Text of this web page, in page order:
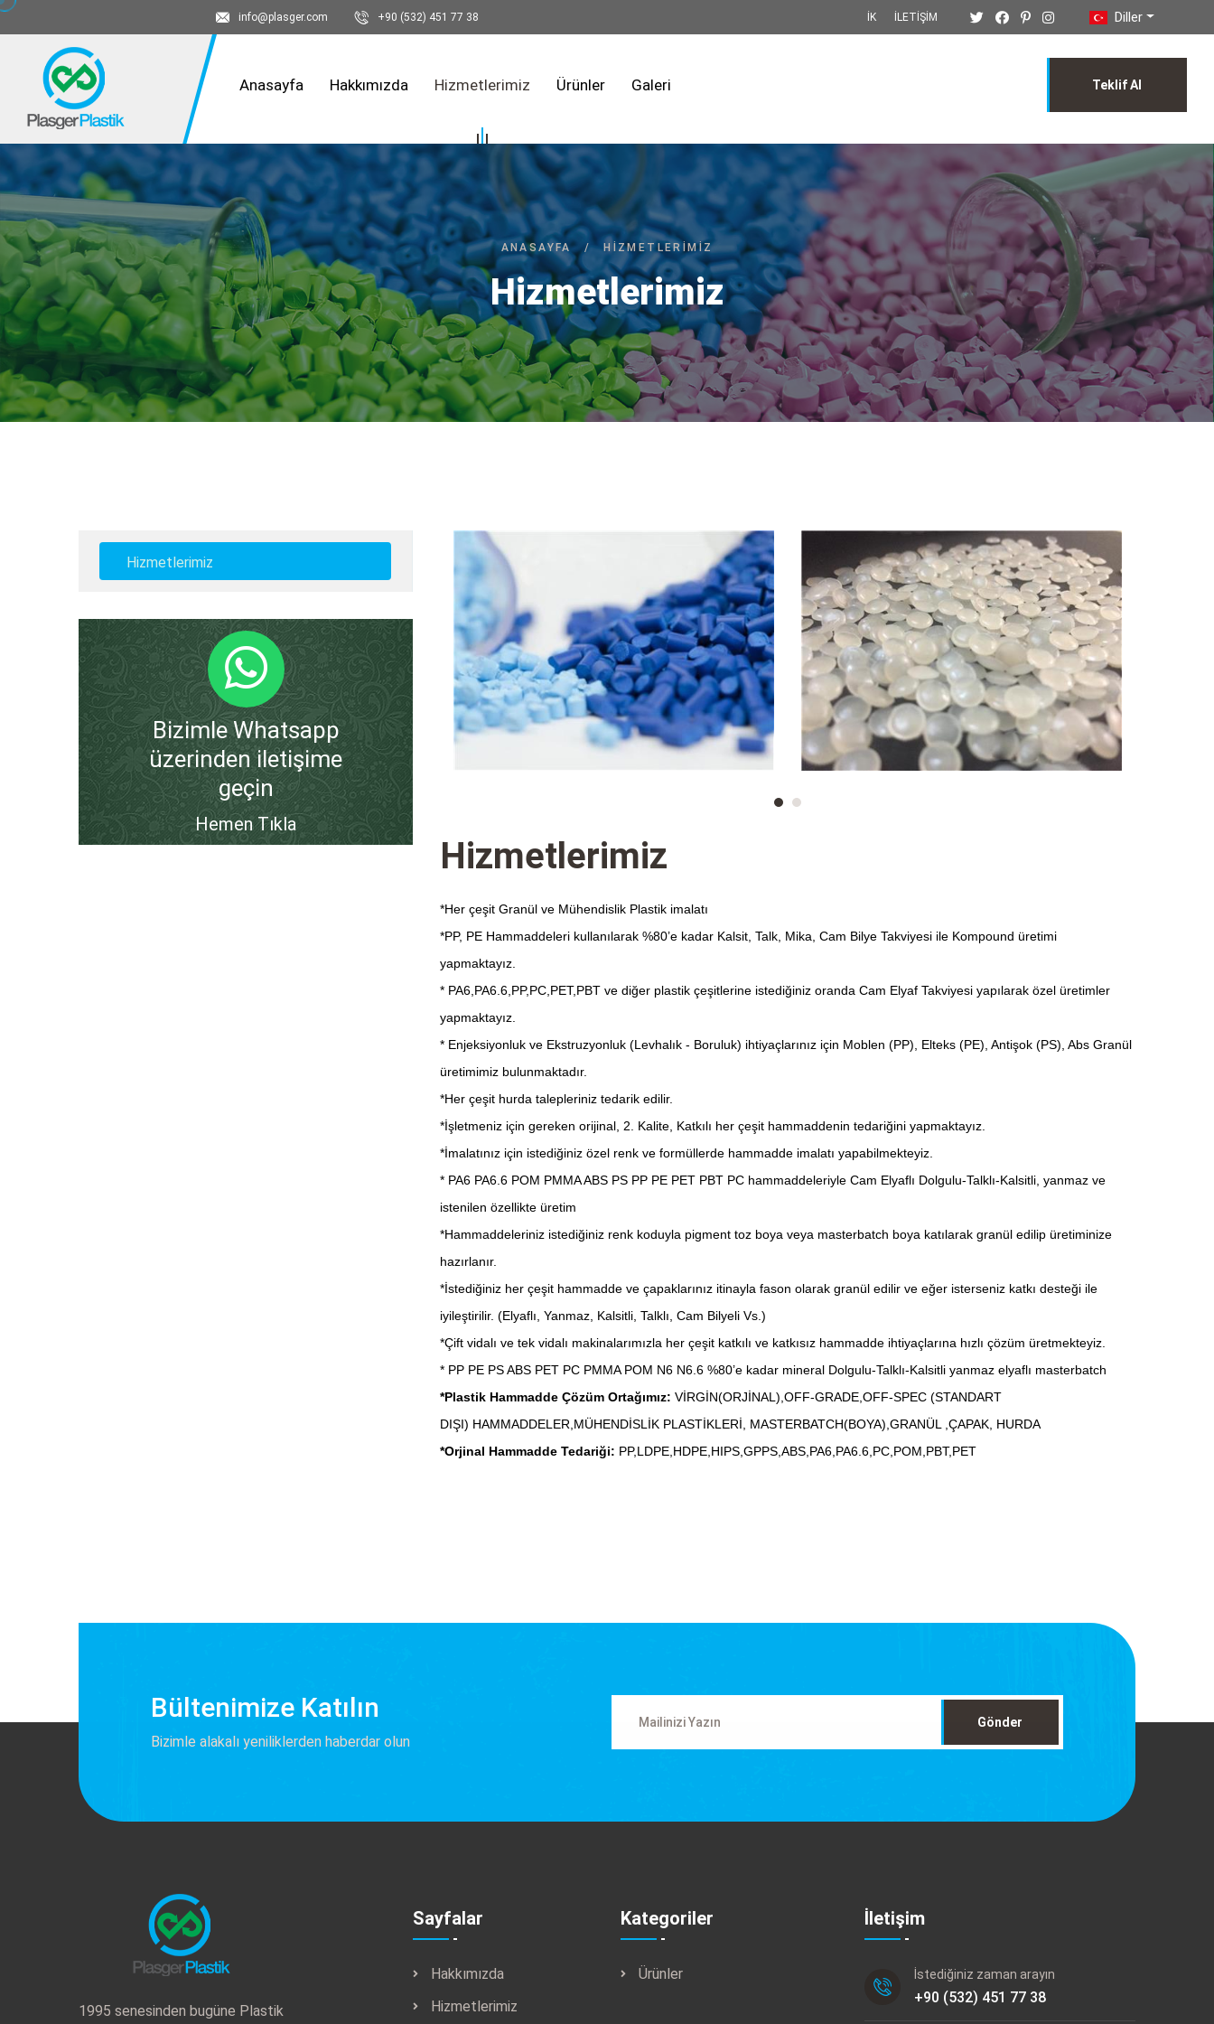
info@plasger.com +90 (532) 451 77 38 İK İLETIŞIM Diller
Anasayfa Hakkımızda Hizmetlerimiz Ürünler Galeri Teklif Al
ANASAYFA / HIZMETLERIMIZ
Hizmetlerimiz
Hizmetlerimiz
Bizimle Whatsapp
üzerinden iletişime
geçin
Hemen Tıkla
Hizmetlerimiz
*Her çeşit Granül ve Mühendislik Plastik imalatı
*PP, PE Hammaddeleri kullanılarak %80’e kadar Kalsit, Talk, Mika, Cam Bilye Takviyesi ile Kompound üretimi
yapmaktayız.
* PA6,PA6.6,PP,PC,PET,PBT ve diğer plastik çeşitlerine istediğiniz oranda Cam Elyaf Takviyesi yapılarak özel üretimler
yapmaktayız.
* Enjeksiyonluk ve Ekstruzyonluk (Levhalık - Boruluk) ihtiyaçlarınız için Moblen (PP), Elteks (PE), Antişok (PS), Abs Granül
üretimimiz bulunmaktadır.
*Her çeşit hurda talepleriniz tedarik edilir.
*İşletmeniz için gereken orijinal, 2. Kalite, Katkılı her çeşit hammaddenin tedariğini yapmaktayız.
*İmalatınız için istediğiniz özel renk ve formüllerde hammadde imalatı yapabilmekteyiz.
* PA6 PA6.6 POM PMMA ABS PS PP PE PET PBT PC hammaddeleriyle Cam Elyaflı Dolgulu-Talklı-Kalsitli, yanmaz ve
istenilen özellikte üretim
*Hammaddeleriniz istediğiniz renk koduyla pigment toz boya veya masterbatch boya katılarak granül edilip üretiminize
hazırlanır.
*İstediğiniz her çeşit hammadde ve çapaklarınız itinayla fason olarak granül edilir ve eğer isterseniz katkı desteği ile
iyileştirilir. (Elyaflı, Yanmaz, Kalsitli, Talklı, Cam Bilyeli Vs.)
*Çift vidalı ve tek vidalı makinalarımızla her çeşit katkılı ve katkısız hammadde ihtiyaçlarına hızlı çözüm üretmekteyiz.
* PP PE PS ABS PET PC PMMA POM N6 N6.6 %80’e kadar mineral Dolgulu-Talklı-Kalsitli yanmaz elyaflı masterbatch
*Plastik Hammadde Çözüm Ortağımız: VİRGİN(ORJİNAL),OFF-GRADE,OFF-SPEC (STANDART
DIŞI) HAMMADDELER,MÜHENDİSLİK PLASTİKLERİ, MASTERBATCH(BOYA),GRANÜL ,ÇAPAK, HURDA
*Orjinal Hammadde Tedariği: PP,LDPE,HDPE,HIPS,GPPS,ABS,PA6,PA6.6,PC,POM,PBT,PET
Bültenimize Katılın
Bizimle alakalı yeniliklerden haberdar olun
Gönder
1995 senesinden bugüne Plastik
Sayfalar
Hakkımızda
Hizmetlerimiz
Kategoriler
Ürünler
İletişim
İstediğiniz zaman arayın
+90 (532) 451 77 38